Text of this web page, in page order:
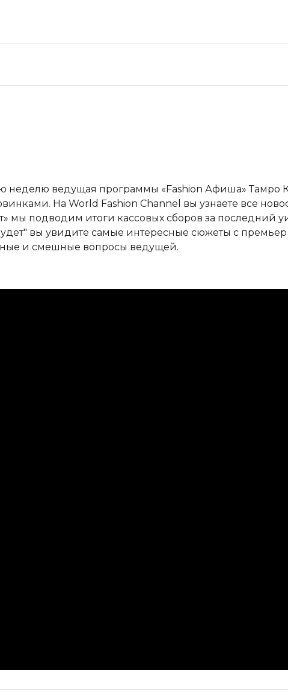
неделю ведущая программы «Fashion Афиша»Тамро
На World Fashion Channel вы узнаете все
мы подводим итоги кассовых сборов за последний
вы увидите самые интересные сюжеты с премьер
и смешные вопросы ведущей.